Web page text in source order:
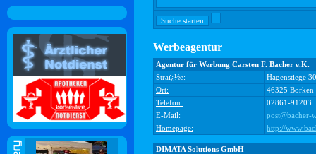
Werbeagentur
Agentur für Werbung Carsten F. Bacher e.K.
Straï¿½e:
Hagenstiege 30
Ort:
46325 Borken
Telefon:
02861-91203
E-Mail:
post@bacher-
Homepage:
http://
DIMATA Solutions GmbH